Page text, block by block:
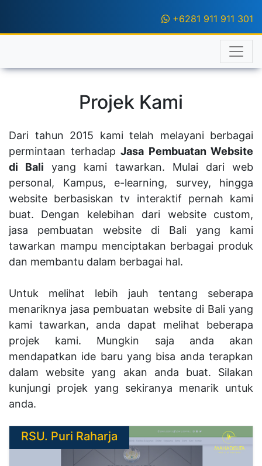
+6281 911 911 301
Projek Kami
Dari tahun 2015 kami telah melayani berbagai
permintaan terhadap Jasa Pembuatan Website
di Bali yang kami tawarkan. Mulai dari web
personal, Kampus, e-learning, survey, hingga
website berbasiskan tv interaktif pernah kami
buat. Dengan kelebihan dari website custom,
jasa pembuatan website di Bali yang kami
tawarkan mampu menciptakan berbagai produk
dan membantu dalam berbagai hal.
Untuk melihat lebih jauh tentang seberapa
menariknya jasa pembuatan website di Bali yang
kami tawarkan, anda dapat melihat beberapa
projek kami. Mungkin saja anda akan
mendapatkan ide baru yang bisa anda terapkan
dalam website yang akan anda buat. Silakan
kunjungi projek yang sekiranya menarik untuk
anda.
RSU. Puri Raharja